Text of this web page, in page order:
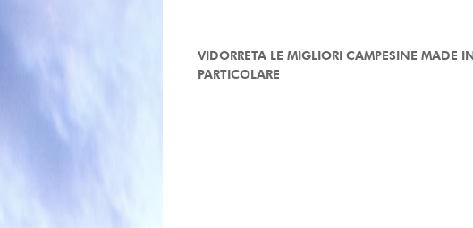
VIDORRETA LE MIGLIORI CAMPESINE MADE
PARTICOLARE